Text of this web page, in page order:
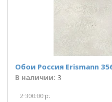
Обои Россия Erismann
В наличии: 3
2 300.00 р.